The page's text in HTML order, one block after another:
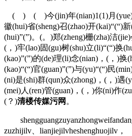
( ) ( )今(jin)年(nian)1(1)月
徽(hui)省(sheng)召(zhao)开(kai)“(“)
(hui)”(”)。(。)郑(zheng)栅(zha)洁(jie)
(，)牢(lao)固(gu)树(shu)立(li)“(“)换
(kao)”(”)的(de)理(li)念(nian)，(，)换
(kao)“(“)官(guan)”(”)与(yu)“(“)民
(ni)是(shi)群(qun)众(zhong)，(，)遇
(mei)人(ren)管(guan)，(，)你(ni)作
(？)清楼传媒污网 。
zuzhijilv、lianjiejilvheshenghuojilv，